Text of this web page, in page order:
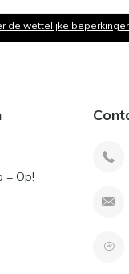
de wettelijke
= Op!